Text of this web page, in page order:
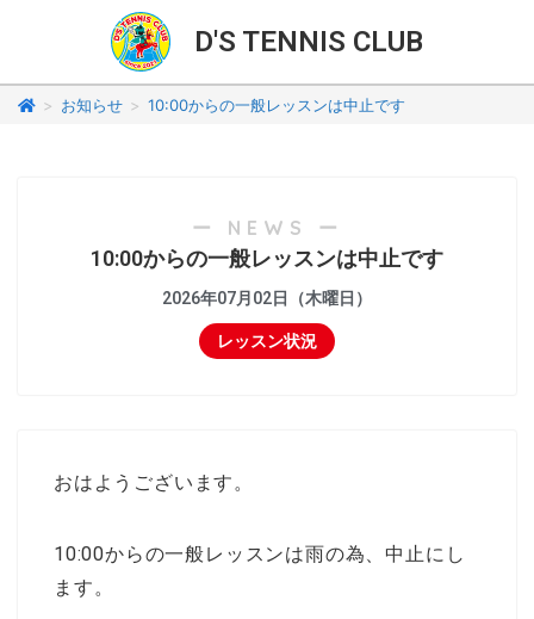
D'S TENNIS CLUB
> お知らせ > 10:00からの一般レッスンは中止です
ー NEWS ー
10:00からの一般レッスンは中止です
2026年07月02日（木曜日）
レッスン状況
おはようございます。
10:00からの一般レッスンは雨の為、中止にし
ます。